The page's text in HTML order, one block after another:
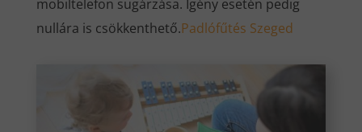
mobiltelefon sugárzása. Igény esetén pedig
nullára is csökkenthető.Padlófűtés Szeged